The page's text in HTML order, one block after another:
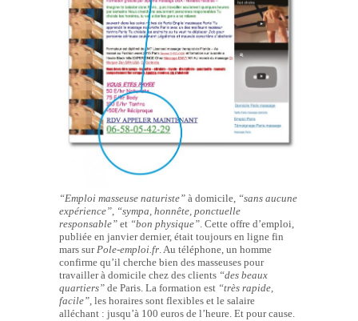
“Emploi masseuse naturiste” à domicile, “sans aucune
expérience”, “sympa, honnête, ponctuelle
responsable” et “bon physique”. Cette offre d’emploi,
publiée en janvier dernier, était toujours en ligne fin
mars surPole-emploi.fr. Au téléphone, un homme
confirme qu’il cherche bien des masseuses pour
travailler à domicile chez des clients “des beaux
quartiers” de Paris. La formation est “très rapide,
facile”, les horaires sont flexibles et le salaire
alléchant : jusqu’à 100 euros de l’heure. Et pour cause.